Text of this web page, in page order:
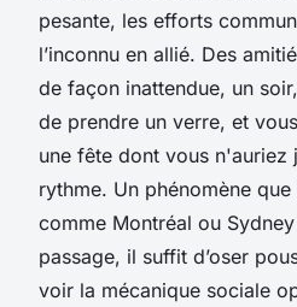
pesante, les efforts
l’inconnu en allié. Des
de façon inattendue, un
de prendre un verre, et
une fête dont vous n'auriez
rythme. Un phénomène
comme Montréal ou
passage, il suffit d’oser
voir la mécanique sociale